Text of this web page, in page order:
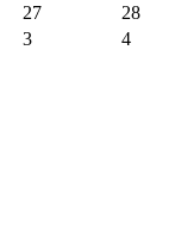
27 28
3 4